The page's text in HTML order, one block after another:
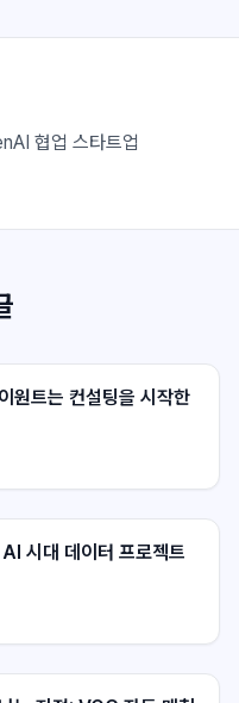
협업 스타트업
원트는 컨설팅을 시작한
시대 데이터 프로젝트